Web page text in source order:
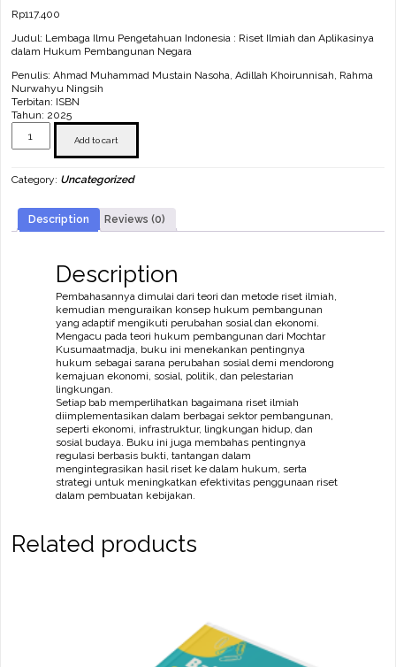
Rp117.400
Judul: Lembaga Ilmu Pengetahuan Indonesia : Riset Ilmiah dan Aplikasinya
dalam Hukum Pembangunan Negara
Penulis: Ahmad Muhammad Mustain Nasoha, Adillah Khoirunnisah, Rahma
Nurwahyu Ningsih
Terbitan: ISBN
Tahun: 2025
Ilmu
Pengetahuan
:
Ilmiah
Aplikasinya
Pembangunan
Add to cart
Category: Uncategorized
Description Reviews (0)
Description
Pembahasannya dimulai dari teori dan metode riset ilmiah,
kemudian menguraikan konsep hukum pembangunan
yang adaptif mengikuti perubahan sosial dan ekonomi.
Mengacu pada teori hukum pembangunan dari Mochtar
Kusumaatmadja, buku ini menekankan pentingnya
hukum sebagai sarana perubahan sosial demi mendorong
kemajuan ekonomi, sosial, politik, dan pelestarian
lingkungan.
Setiap bab memperlihatkan bagaimana riset ilmiah
diimplementasikan dalam berbagai sektor pembangunan,
seperti ekonomi, infrastruktur, lingkungan hidup, dan
sosial budaya. Buku ini juga membahas pentingnya
regulasi berbasis bukti, tantangan dalam
mengintegrasikan hasil riset ke dalam hukum, serta
strategi untuk meningkatkan efektivitas penggunaan riset
dalam pembuatan kebijakan.
Related products